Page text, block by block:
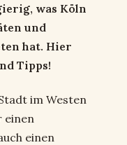
was Köln
und
hat. Hier
Tipps!
im Westen
einen
einen